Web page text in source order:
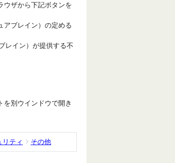
ウザから下記ボタンを
ブレイン）の定める
レイン）が提供する不
を別ウインドウで開き
リティ その他